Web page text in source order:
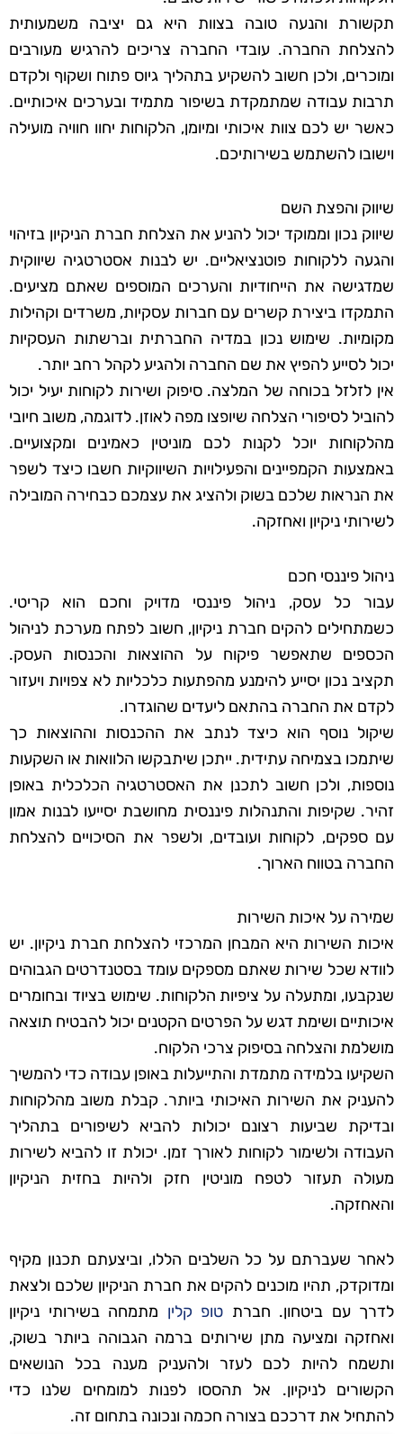
תקשורת והנעה טובה בצוות היא גם יציבה משמעותית
להצלחת החברה. עובדי החברה צריכים להרגיש מעורבים
ומוכרים, ולכן חשוב להשקיע בתהליך גיוס פתוח ושקוף ולקדם
תרבות עבודה שמתמקדת בשיפור מתמיד ובערכים איכותיים.
כאשר יש לכם צוות איכותי ומיומן, הלקוחות יחוו חוויה מועילה
וישובו להשתמש בשירותיכם.
שיווק והפצת השם
שיווק נכון וממוקד יכול להניע את הצלחת חברת הניקיון בזיהוי
והגעה ללקוחות פוטנציאליים. יש לבנות אסטרטגיה שיווקית
שמדגישה את הייחודיות והערכים המוספים שאתם מציעים.
התמקדו ביצירת קשרים עם חברות עסקיות, משרדים וקהילות
מקומיות. שימוש נכון במדיה החברתית וברשתות העסקיות
יכול לסייע להפיץ את שם החברה ולהגיע לקהל רחב יותר.
אין לזלזל בכוחה של המלצה. סיפוק ושירות לקוחות יעיל יכול
להוביל לסיפורי הצלחה שיופצו מפה לאוזן. לדוגמה, משוב חיובי
מהלקוחות יוכל לקנות לכם מוניטין כאמינים ומקצועיים.
באמצעות הקמפיינים והפעילויות השיווקיות חשבו כיצד לשפר
את הנראות שלכם בשוק ולהציג את עצמכם כבחירה המובילה
לשירותי ניקיון ואחזקה.
ניהול פיננסי חכם
עבור כל עסק, ניהול פיננסי מדויק וחכם הוא קריטי.
כשמתחילים להקים חברת ניקיון, חשוב לפתח מערכת לניהול
הכספים שתאפשר פיקוח על ההוצאות והכנסות העסק.
תקציב נכון יסייע להימנע מהפתעות כלכליות לא צפויות ויעזור
לקדם את החברה בהתאם ליעדים שהוגדרו.
שיקול נוסף הוא כיצד לנתב את ההכנסות וההוצאות כך
שיתמכו בצמיחה עתידית. ייתכן שיתבקשו הלוואות או השקעות
נוספות, ולכן חשוב לתכנן את האסטרטגיה הכלכלית באופן
זהיר. שקיפות והתנהלות פיננסית מחושבת יסייעו לבנות אמון
עם ספקים, לקוחות ועובדים, ולשפר את הסיכויים להצלחת
החברה בטווח הארוך.
שמירה על איכות השירות
איכות השירות היא המבחן המרכזי להצלחת חברת ניקיון. יש
לוודא שכל שירות שאתם מספקים עומד בסטנדרטים הגבוהים
שנקבעו, ומתעלה על ציפיות הלקוחות. שימוש בציוד ובחומרים
איכותיים ושימת דגש על הפרטים הקטנים יכול להבטיח תוצאה
מושלמת והצלחה בסיפוק צרכי הלקוח.
השקיעו בלמידה מתמדת והתייעלות באופן עבודה כדי להמשיך
להעניק את השירות האיכותי ביותר. קבלת משוב מהלקוחות
ובדיקת שביעות רצונם יכולות להביא לשיפורים בתהליך
העבודה ולשימור לקוחות לאורך זמן. יכולת זו להביא לשירות
מעולה תעזור לטפח מוניטין חזק ולהיות בחזית הניקיון
והאחזקה.
לאחר שעברתם על כל השלבים הללו, וביצעתם תכנון מקיף
ומדוקדק, תהיו מוכנים להקים את חברת הניקיון שלכם ולצאת
לדרך עם ביטחון. חברת טופ קלין מתמחה בשירותי ניקיון
ואחזקה ומציעה מתן שירותים ברמה הגבוהה ביותר בשוק,
ותשמח להיות לכם לעזר ולהעניק מענה בכל הנושאים
הקשורים לניקיון. אל תהססו לפנות למומחים שלנו כדי
להתחיל את דרככם בצורה חכמה ונכונה בתחום זה.